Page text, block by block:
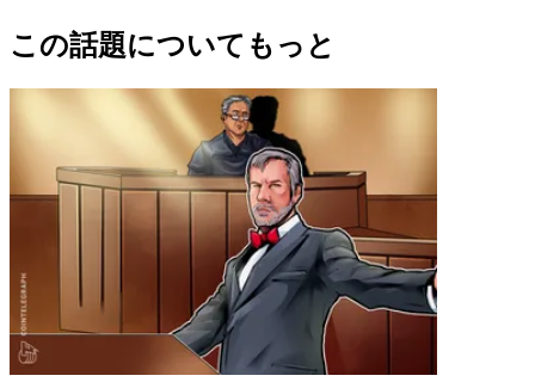
この話題についてもっと